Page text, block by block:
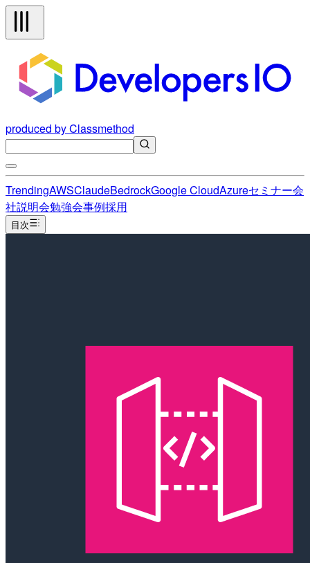
produced by Classmethod
TrendingAWSClaudeBedrockGoogle CloudAzureセミナー会
社説明会勉強会事例採用
目次